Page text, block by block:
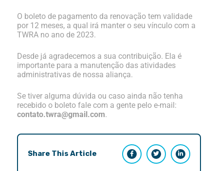
O boleto de pagamento da renovação tem validade
por 12 meses, a qual irá manter o seu vínculo com a
TWRA no ano de 2023.
Desde já agradecemos a sua contribuição. Ela é
importante para a manutenção das atividades
administrativas de nossa aliança.
Se tiver alguma dúvida ou caso ainda não tenha
recebido o boleto fale com a gente pelo e-mail:
contato.twra@gmail.com.
Share This Article